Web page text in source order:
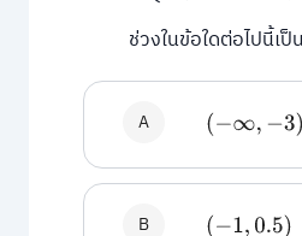
ช่วงในข้อใดต่อไปนี้เ
A (−∞,−3)
B (−1,0.5)